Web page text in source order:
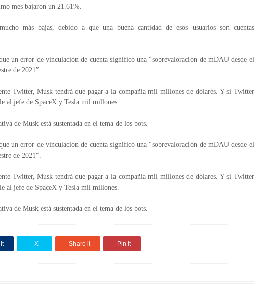
mes bajaron un 21.61%.
más bajas, debido a que una buena cantidad de esos usuarios son cuentas
un error de vinculación de cuenta significó una “sobrevaloración de mDAU desde el
de 2021″.
Twitter, Musk tendrá que pagar a la compañía mil millones de dólares. Y si Twitter
al jefe de SpaceX y Tesla mil millones.
de Musk está sustentada en el tema de los bots.
un error de vinculación de cuenta significó una “sobrevaloración de mDAU desde el
de 2021″.
Twitter, Musk tendrá que pagar a la compañía mil millones de dólares. Y si Twitter
al jefe de SpaceX y Tesla mil millones.
de Musk está sustentada en el tema de los bots.
X Share it Pin it